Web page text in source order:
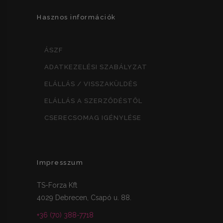
Hasznos információk
ÁSZF
ADATKEZELÉSI SZABÁLYZAT
ELÁLLÁS / VISSZAKÜLDÉS
ELÁLLÁS A SZERZŐDÉSTŐL
CSERECSOMAG IGÉNYLÉSE
Impresszum
TS-Forza Kft
4029 Debrecen, Csapó u. 88.
+36 (70) 388-7718